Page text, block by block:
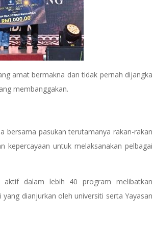
amat bermakna dan tidak pernah dijangka
membanggakan.
bersama pasukan terutamanya rakan-rakan
kepercayaan untuk melaksanakan pelbagai
aktif dalam lebih 40 program melibatkan
dianjurkan oleh universiti serta Yayasan